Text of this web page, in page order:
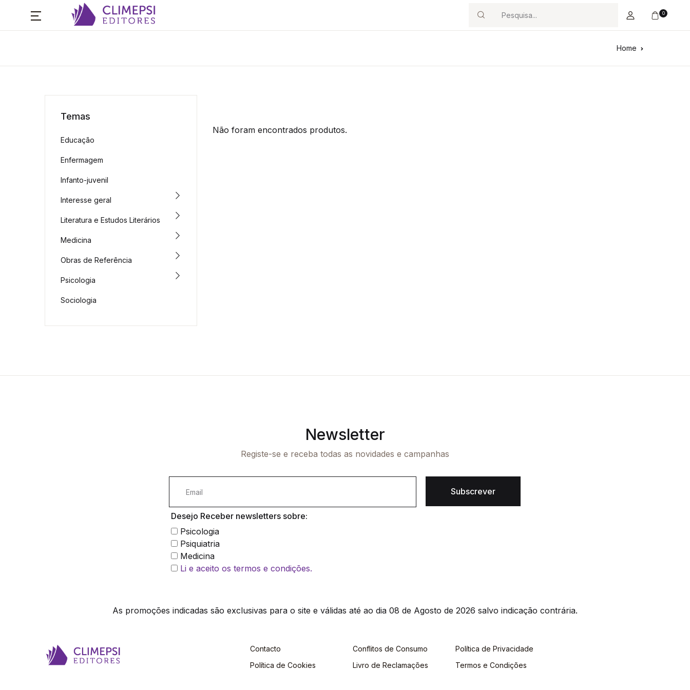
Search
0
Home
Não foram encontrados produtos.
Temas
Educação
Enfermagem
Infanto-juvenil
Interesse geral
Literatura e Estudos Literários
Medicina
Obras de Referência
Psicologia
Sociologia
Newsletter
Registe-se e receba todas as novidades e campanhas
Subscrever
Desejo Receber newsletters sobre:
Psicologia
Psiquiatria
Medicina
Li e aceito os termos e condições.
As promoções indicadas são exclusivas para o site e válidas até ao dia 08 de Agosto de 2026 salvo indicação contrária.
Contacto
Política de Cookies
Conflitos de Consumo
Livro de Reclamações
Política de Privacidade
Termos e Condições